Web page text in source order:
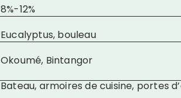
8%-12%
Eucalyptus, bouleau
Okoumé, Bintangor
Bateau, armoires de cuisine, portes